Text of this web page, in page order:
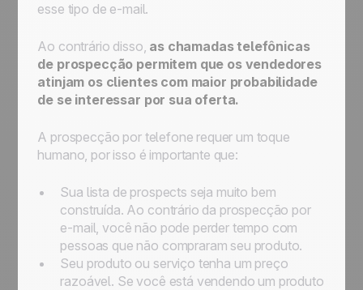
esse tipo de e-mail.
Ao contrário disso, as chamadas telefônicas
de prospecção permitem que os vendedores
atinjam os clientes com maior probabilidade
de se interessar por sua oferta.
A prospecção por telefone requer um toque
humano, por isso é importante que:
Sua lista de prospects seja muito bem
construída. Ao contrário da prospecção por
e-mail, você não pode perder tempo com
pessoas que não compraram seu produto.
Seu produto ou serviço tenha um preço
razoável. Se você está vendendo um produto